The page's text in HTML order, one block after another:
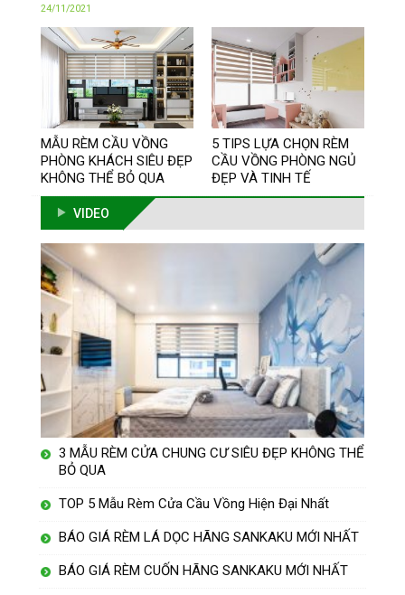
24/11/2021
MẪU RÈM CẦU VỒNG
PHÒNG KHÁCH SIÊU ĐẸP
KHÔNG THỂ BỎ QUA
5 TIPS LỰA CHỌN RÈM
CẦU VỒNG PHÒNG NGỦ
ĐẸP VÀ TINH TẾ
VIDEO
3 MẪU RÈM CỬA CHUNG CƯ SIÊU ĐẸP KHÔNG THỂ
BỎ QUA
TOP 5 Mẫu Rèm Cửa Cầu Vồng Hiện Đại Nhất
BÁO GIÁ RÈM LÁ DỌC HÃNG SANKAKU MỚI NHẤT
BÁO GIÁ RÈM CUỐN HÃNG SANKAKU MỚI NHẤT